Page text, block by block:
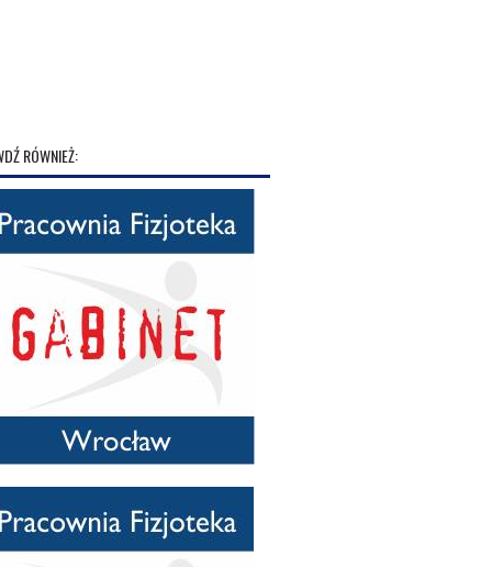
RÓWNIEŻ: